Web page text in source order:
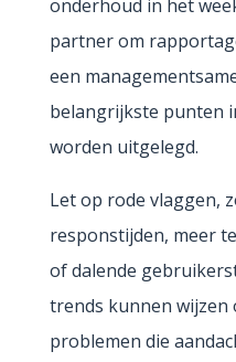
onderhoud in het
partner om
een
belangrijkste punten
worden uitgelegd.
Let op rode vlaggen,
responstijden, meer
of dalende
trends kunnen wijzen
problemen die